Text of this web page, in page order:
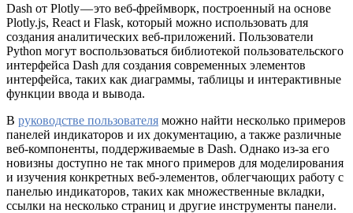
Dash от Plotly — это веб-фреймворк, построенный на основе
Plotly.js, React и Flask, который можно использовать для
создания аналитических веб-приложений. Пользователи
Python могут воспользоваться библиотекой пользовательского
интерфейса Dash для создания современных элементов
интерфейса, таких как диаграммы, таблицы и интерактивные
функции ввода и вывода.
В руководстве пользователя можно найти несколько примеров
панелей индикаторов и их документацию, а также различные
веб-компоненты, поддерживаемые в Dash. Однако из-за его
новизны доступно не так много примеров для моделирования
и изучения конкретных веб-элементов, облегчающих работу с
панелью индикаторов, таких как множественные вкладки,
ссылки на несколько страниц и другие инструменты панели.